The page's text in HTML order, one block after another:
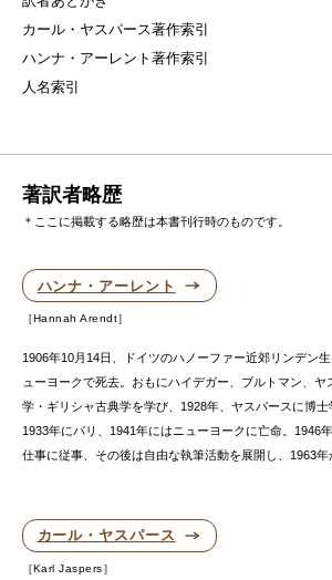
カール・ヤスパース著作索引
ハンナ・アーレント著作索引
人名索引
著訳者略歴
＊ここに掲載する略歴は本書刊行時のものです。
ハンナ・アーレント
Hannah Arendt
1906年10月14日、ドイツのハノーファー近郊リンデン
ューヨークで死去。おもにハイデガー、ブルトマン、
学・ギリシャ古典学を学び、1928年、ヤスパースに博士
1933年にパリ、1941年にはニューヨークに亡命。1946
仕事に従事、その後は自由な執筆活動を展開し、1963年
カール・ヤスパース
Karl Jaspers